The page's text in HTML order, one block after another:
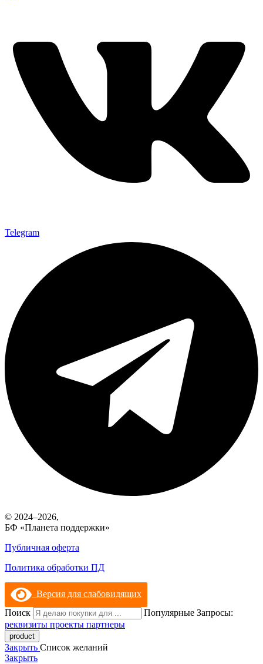
Telegram
© 2024–2026,
БФ «Планета поддержки»
Публичная оферта
Политика обработки ПД
Версия для слабовидящих
Поиск
Популярные Запросы:
реквизиты проекты партнеры
Закрыть Список желаний
Закрыть